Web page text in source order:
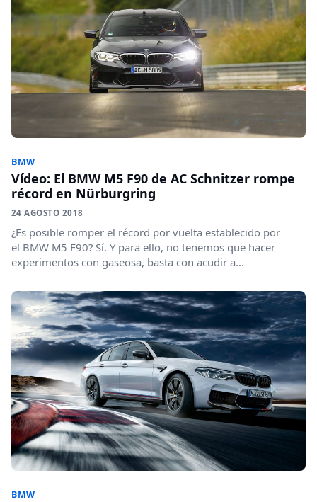
BMW
Vídeo: El BMW M5 F90 de AC Schnitzer rompe
récord en Nürburgring
24 AGOSTO 2018
¿Es posible romper el récord por vuelta establecido por
el BMW M5 F90? Sí. Y para ello, no tenemos que hacer
experimentos con gaseosa, basta con acudir a...
BMW